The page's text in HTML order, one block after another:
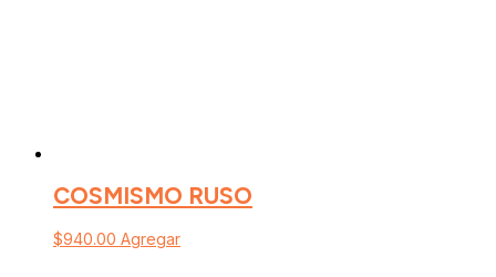
COSMISMO RUSO
$940.00 Agregar